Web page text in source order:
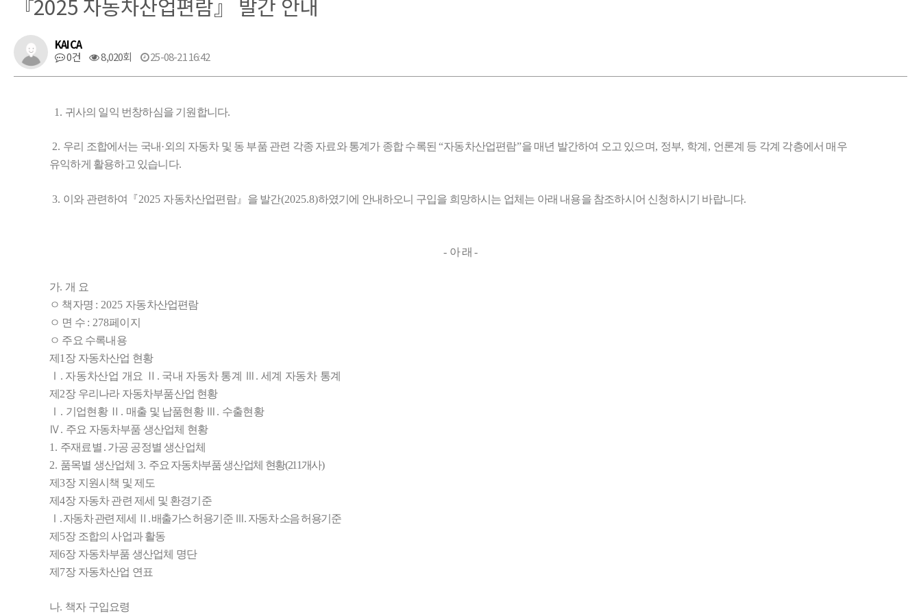
『2025 자동차산업편람』 발간 안내
KAICA
0건
8,020회 25-08-21 16:42
1. 귀사의 일익 번창하심을 기원합니다.
2. 우리 조합에서는 국내 ·외의 자동차 및 동 부품 관련 각종 자료와 통계가 종합 수록된“자동차산업편람”을 매년 발간하여 오고 있으며, 정부, 학계 , 언론계 등 각계 각층에서 매우
유익하게 활용하고 있습니다.
3. 이와 관련하여 『2025 자동차산업편람』 을 발간(2025.8)하였기에 안내하오니 구입을 희망하시는 업체는 아래 내용을 참조하시어 신청하시기 바랍니다.
- 아 래-
가. 개 요
ㅇ 책자명 : 2025 자동차산업편람
ㅇ 면 수 : 278페이지
ㅇ 주요 수록내용
제 1 장 자동차산업 현황
Ⅰ . 자동차산업 개요 Ⅱ . 국내 자동차 통계 Ⅲ . 세계 자동차 통계
제 2장 우리나라 자동차부품산업 현황
Ⅰ . 기업현황 Ⅱ . 매출 및 납품현황 Ⅲ . 수출현황
Ⅳ. 주요 자동차부품 생산업체 현황
1. 주재료별 ․ 가공 공정별 생산업체
2. 품목별 생산업체 3. 주요 자동차부품 생산업체 현황(211개사)
제3장 지원시책 및 제도
제4장 자동차 관련 제세 및 환경기준
Ⅰ .자동차 관련 제세 Ⅱ .배출가스 허용기준 Ⅲ. 자동차 소음 허용기준
제 5장 조합의 사업과 활동
제6장 자동차부품 생산업체 명단
제 7장 자동차산업 연표
나. 책자 구입요령